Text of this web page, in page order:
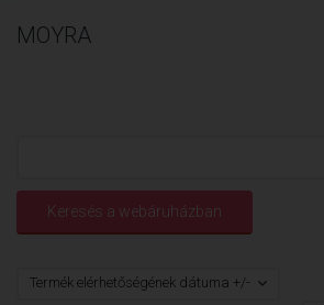
MOYRA
Termék elérhetőségének dátuma +/-